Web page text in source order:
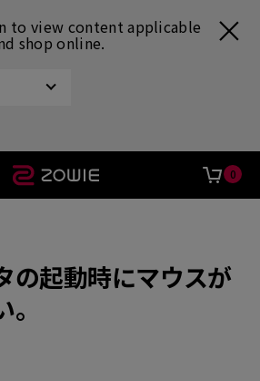
to view content applicable
shop online.
0
の起動時にマウスが